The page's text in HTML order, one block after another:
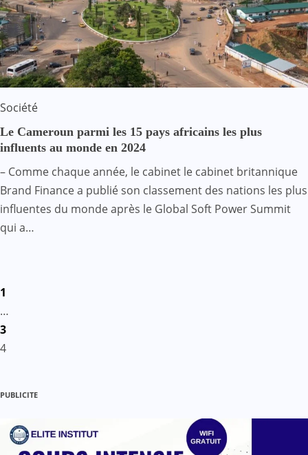
Société
Le Cameroun parmi les 15 pays africains les plus
influents au monde en 2024
– Comme chaque année, le cabinet le cabinet britannique
Brand Finance a publié son classement des nations les plus
influentes du monde après le Global Soft Power Summit
qui a…
des
publications
1
…
3
4
PUBLICITE